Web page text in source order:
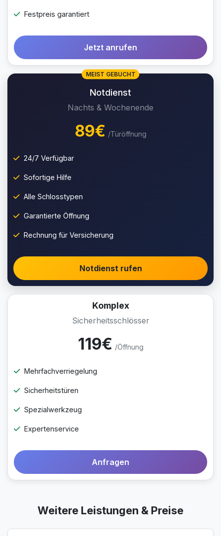
Festpreis garantiert
Jetzt anrufen
MEIST GEBUCHT
Notdienst
Nachts & Wochenende
89€ /Türöffnung
24/7 Verfügbar
Sofortige Hilfe
Alle Schlosstypen
Garantierte Öffnung
Rechnung für Versicherung
Notdienst rufen
Komplex
Sicherheitsschlösser
119€ /Öffnung
Mehrfachverriegelung
Sicherheitstüren
Spezialwerkzeug
Expertenservice
Anfragen
Weitere Leistungen & Preise